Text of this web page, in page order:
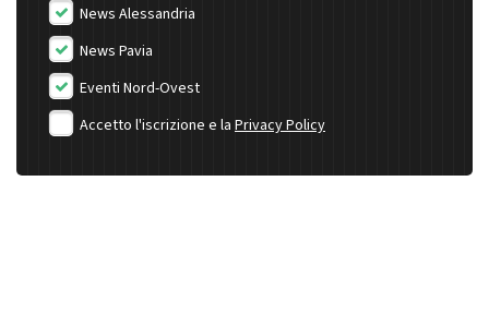
News Alessandria
News Pavia
Eventi Nord-Ovest
Accetto l'iscrizione e la Privacy Policy